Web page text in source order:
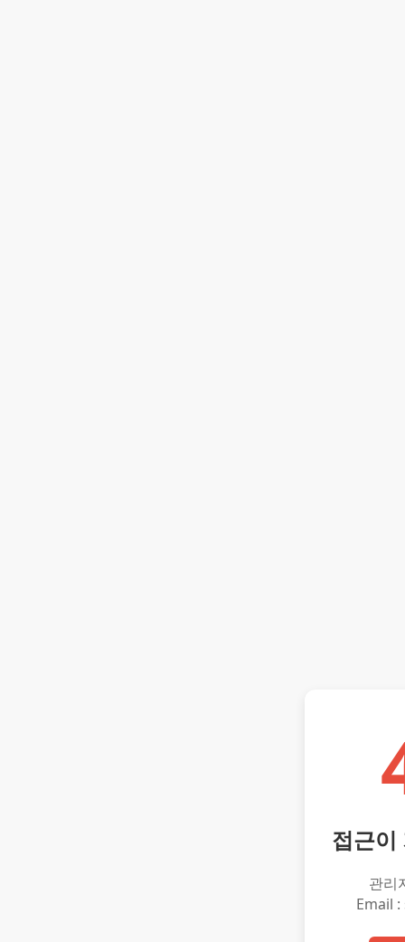
접근이
관리
Email